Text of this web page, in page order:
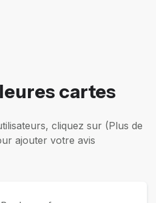
cartes
cliquez sur (Plus de
ajouter votre avis